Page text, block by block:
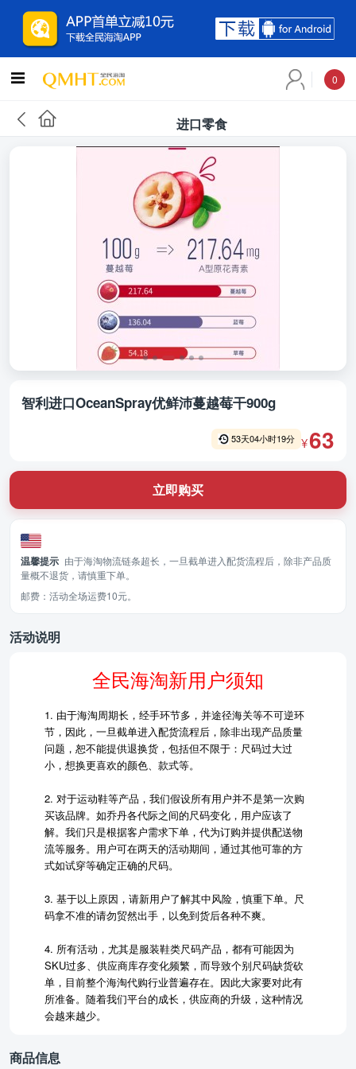
0
进口零食
智利进口OceanSpray优鲜沛蔓越莓干900g
53天04小时19分 ¥63
立即购买
温馨提示 由于海淘物流链条超长，一旦截单进入配货流程后，除非产品质
量概不退货，请慎重下单。
邮费：活动全场运费10元。
活动说明
全民海淘新用户须知
1. 由于海淘周期长，经手环节多，并途径海关等不可逆环
节，因此，一旦截单进入配货流程后，除非出现产品质量
问题，恕不能提供退换货，包括但不限于：尺码过大过
小，想换更喜欢的颜色、款式等。
2. 对于运动鞋等产品，我们假设所有用户并不是第一次购
买该品牌。如乔丹各代际之间的尺码变化，用户应该了
解。我们只是根据客户需求下单，代为订购并提供配送物
流等服务。用户可在两天的活动期间，通过其他可靠的方
式如试穿等确定正确的尺码。
3. 基于以上原因，请新用户了解其中风险，慎重下单。尺
码拿不准的请勿贸然出手，以免到货后各种不爽。
4. 所有活动，尤其是服装鞋类尺码产品，都有可能因为
SKU过多、供应商库存变化频繁，而导致个别尺码缺货砍
单，目前整个海淘代购行业普遍存在。因此大家要对此有
所准备。随着我们平台的成长，供应商的升级，这种情况
会越来越少。
商品信息